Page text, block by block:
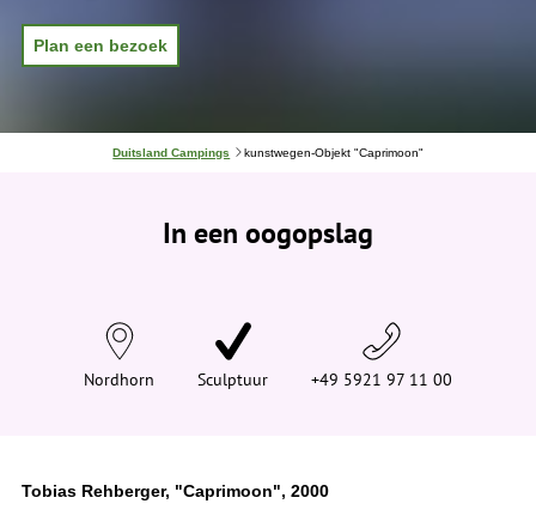
Plan een bezoek
J
e
h
e
Duitsland Campings kunstwegen-Objekt "Caprimoon"
In een oogopslag
Nordhorn Sculptuur +49 5921 97 11 00
Tobias Rehberger, "Caprimoon", 2000